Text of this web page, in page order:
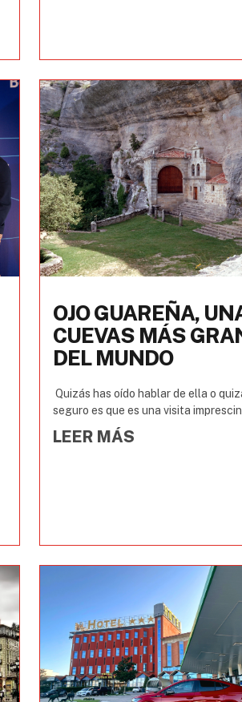
OJO GUAREÑA,
CUEVAS MÁS
DEL MUNDO
Quizás has oído hablar de ella o
seguro es que es una visita
LEER MÁS